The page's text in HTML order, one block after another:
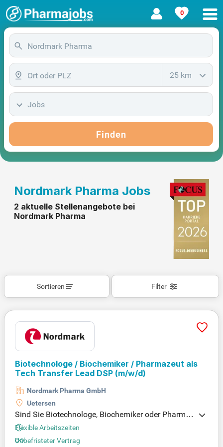
0
25 km
Jobs
Finden
Nordmark Pharma Jobs
2 aktuelle Stellenangebote bei
Nordmark Pharma
Filter
Sortieren
Biotechnologe / Biochemiker / Pharmazeut als
Tech Transfer Lead DSP (m/w/d)
Nordmark Pharma GmbH
Uetersen
Sind Sie Biotechnologe, Biochemiker oder Pharma
zeut? Dann bietet sich Ihnen die Chance als Tech T
ransfer Lead DSP (m/w/d) in Uetersen! In dieser un
Flexible Arbeitszeiten
Unbefristeter Vertrag